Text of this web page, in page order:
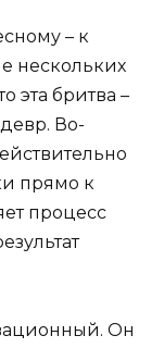
– к
нескольких
эта бритва –
Во-
прямо к
процесс
Он